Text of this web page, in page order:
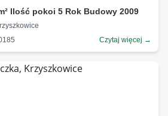
Ilość pokoi 5 Rok Budowy 2009
Czytaj więcej →